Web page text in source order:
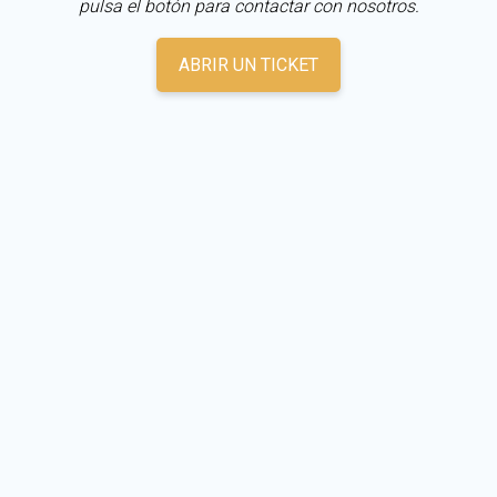
pulsa el botón para contactar con nosotros.
ABRIR UN TICKET